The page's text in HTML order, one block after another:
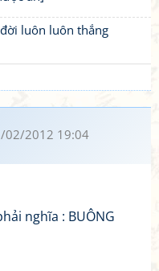
luôn luôn thắng
02/2012 19:04
nghĩa : BUÔNG